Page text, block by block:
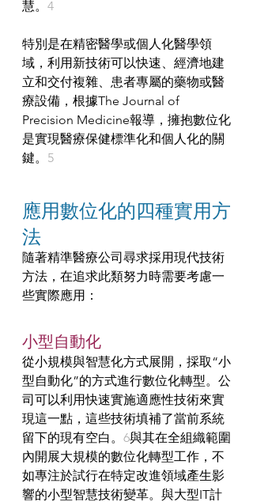
慧。 4
特別是在精密醫學或個人化醫學領
域，利用新技術可以快速、經濟地建
立和交付複雜、患者專屬的藥物或醫
療設備，根據The Journal of
Precision Medicine報導，擁抱數位化
是實現醫療保健標準化和個人化的關
鍵。 5
應用數位化的四種實用方
法
隨著精準醫療公司尋求採用現代技術
方法，在追求此類努力時需要考慮一
些實際應用：
小型自動化
從小規模與智慧化方式展開，採取“小
型自動化”的方式進行數位化轉型。公
司可以利用快速實施適應性技術來實
現這一點，這些技術填補了當前系統
留下的現有空白。 6與其在全組織範圍
內開展大規模的數位化轉型工作，不
如專注於試行在特定改進領域產生影
響的小型智慧技術變革。與大型IT計